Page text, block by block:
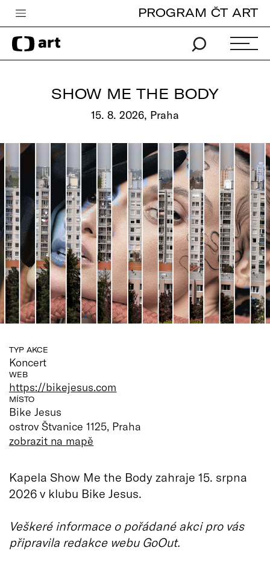
Česká televize
Zpravodajství
Pro děti
edu
Vše o ČT
PROGRAM ČT ART
SHOW ME THE BODY
15. 8. 2026, Praha
TYP AKCE
Koncert
WEB
https://bikejesus.com
MÍSTO
Bike Jesus
ostrov Štvanice 1125, Praha
zobrazit na mapě
Kapela Show Me the Body zahraje 15. srpna
2026 v klubu Bike Jesus.
Veškeré informace o pořádané akci pro vás
připravila redakce webu GoOut.